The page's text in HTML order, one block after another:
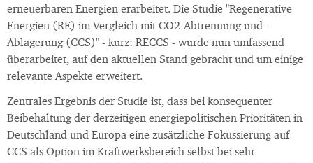
erneuerbaren Energien erarbeitet. Die Studie "Regenerative
Energien (RE) im Vergleich mit CO2-Abtrennung und -
Ablagerung (CCS)" - kurz: RECCS - wurde nun umfassend
überarbeitet, auf den aktuellen Stand gebracht und um einige
relevante Aspekte erweitert.
Zentrales Ergebnis der Studie ist, dass bei konsequenter
Beibehaltung der derzeitigen energiepolitischen Prioritäten in
Deutschland und Europa eine zusätzliche Fokussierung auf
CCS als Option im Kraftwerksbereich selbst bei sehr